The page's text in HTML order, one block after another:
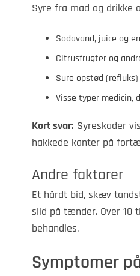
Syre fra mad og drikke
Sodavand, juice og
Citrusfrugter og
Sure opstød (refluks)
Visse typer medicin,
Kort svar: Syreskader
hakkede kanter på
Andre faktorer
Et hårdt bid, skæv
slid på tænder. Over 10
behandles.
Symptomer